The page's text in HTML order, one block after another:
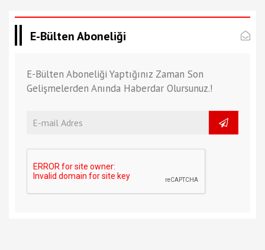
E-Bülten Aboneliği
E-Bülten Aboneliği Yaptığınız Zaman Son
Gelişmelerden Anında Haberdar Olursunuz.!